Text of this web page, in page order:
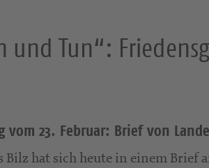
und Tun“:
vom 23. Februar: Brief von
Bilz hat sich heute in einem Brief